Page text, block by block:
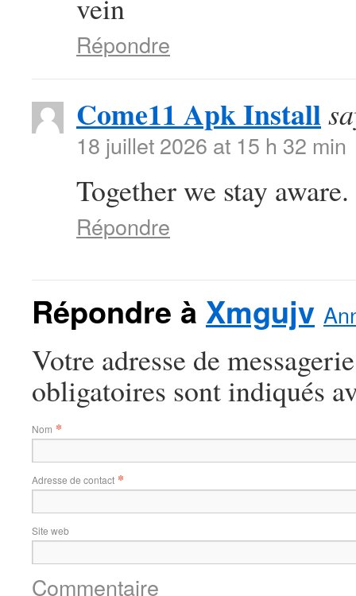
vein
Répondre
Come11 Apk Install
18 juillet 2026 at 15 h 32 min
Together we stay aware.
Répondre
Répondre à Xmgujv
Votre adresse de
obligatoires sont indiqués
Nom *
Adresse de contact *
Site web
Commentaire